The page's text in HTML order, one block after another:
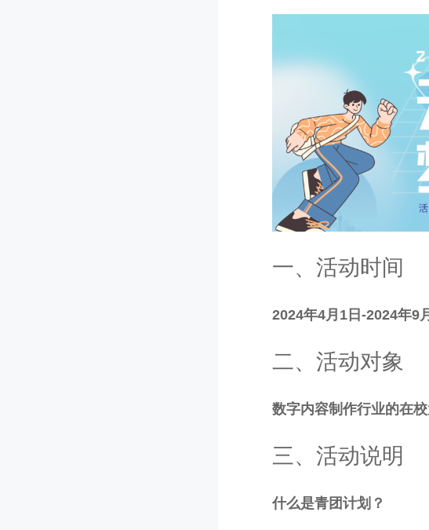
一、活动时间
2024年4月1日-2024年9
二、活动对象
数字内容制作行业的在
三、活动说明
什么是青团计划？